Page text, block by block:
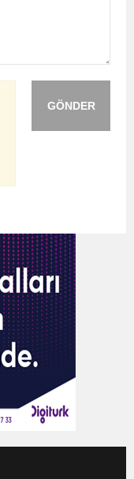
GÖNDER